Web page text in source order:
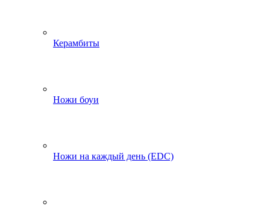
Керамбиты
Ножи боуи
Ножи на каждый день (EDC)